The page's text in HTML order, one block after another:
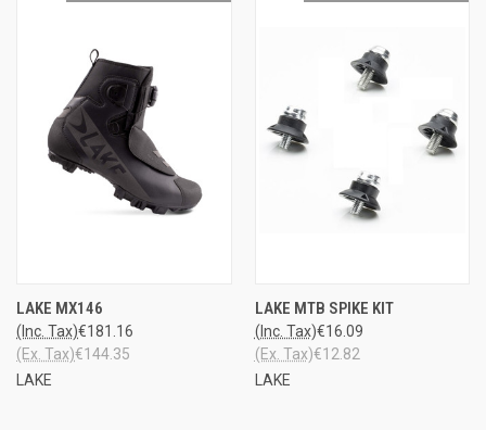
LAKE MX146
€181.16
(Inc. Tax)
€144.35
(Ex. Tax)
LAKE
LAKE MTB SPIKE KIT
€16.09
(Inc. Tax)
€12.82
(Ex. Tax)
LAKE